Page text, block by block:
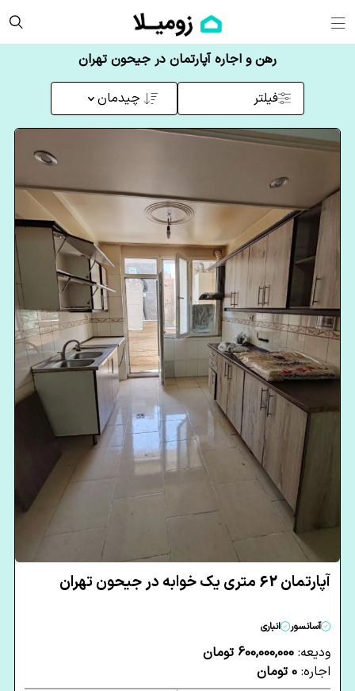
رهن و اجاره آپارتمان در جیحون تهران
فیلتر چیدمان
آپارتمان 62 متری یک خوابه در جیحون تهران
آسانسور انباری
ودیعه: 600,000,000 تومان
اجاره: 0 تومان